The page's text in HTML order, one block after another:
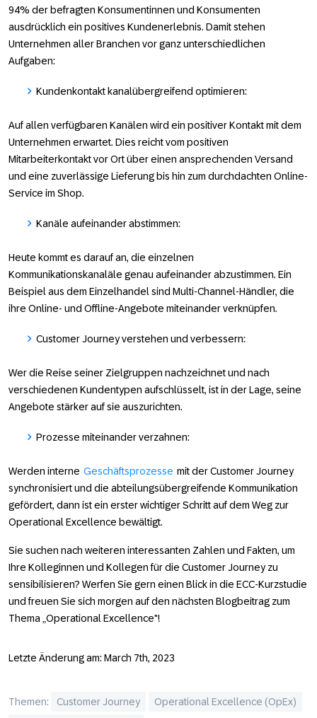
94% der befragten Konsumentinnen und Konsumenten
ausdrücklich ein positives Kundenerlebnis. Damit stehen
Unternehmen aller Branchen vor ganz unterschiedlichen
Aufgaben:
Kundenkontakt kanalübergreifend optimieren:
Auf allen verfügbaren Kanälen wird ein positiver Kontakt mit dem
Unternehmen erwartet. Dies reicht vom positiven
Mitarbeiterkontakt vor Ort über einen ansprechenden Versand
und eine zuverlässige Lieferung bis hin zum durchdachten Online-
Service im Shop.
Kanäle aufeinander abstimmen:
Heute kommt es darauf an, die einzelnen
Kommunikationskanaläle genau aufeinander abzustimmen. Ein
Beispiel aus dem Einzelhandel sind Multi-Channel-Händler, die
ihre Online- und Offline-Angebote miteinander verknüpfen.
Customer Journey verstehen und verbessern:
Wer die Reise seiner Zielgruppen nachzeichnet und nach
verschiedenen Kundentypen aufschlüsselt, ist in der Lage, seine
Angebote stärker auf sie auszurichten.
Prozesse miteinander verzahnen:
Werden interne Geschäftsprozesse mit der Customer Journey
synchronisiert und die abteilungsübergreifende Kommunikation
gefördert, dann ist ein erster wichtiger Schritt auf dem Weg zur
Operational Excellence bewältigt.
Sie suchen nach weiteren interessanten Zahlen und Fakten, um
Ihre Kolleginnen und Kollegen für die Customer Journey zu
sensibilisieren? Werfen Sie gern einen Blick in die ECC-Kurzstudie
und freuen Sie sich morgen auf den nächsten Blogbeitrag zum
Thema „Operational Excellence"!
Letzte Änderung am: March 7th, 2023
Themen: Customer Journey
Operational Excellence (OpEx)